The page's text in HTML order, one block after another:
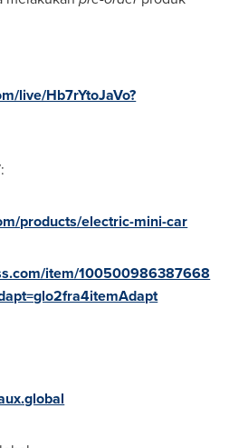
live/Hb7rYtoJaVo?
:
products/electric-mini-car
item/100500986387668